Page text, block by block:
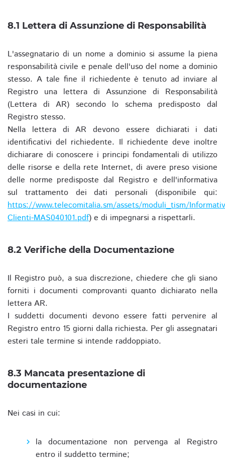
8.1 Lettera di Assunzione di Responsabilità
L'assegnatario di un nome a dominio si assume la piena
responsabilità civile e penale dell'uso del nome a dominio
stesso. A tale fine il richiedente è tenuto ad inviare al
Registro una lettera di Assunzione di Responsabilità
(Lettera di AR) secondo lo schema predisposto dal
Registro stesso.
Nella lettera di AR devono essere dichiarati i dati
identificativi del richiedente. Il richiedente deve inoltre
dichiarare di conoscere i principi fondamentali di utilizzo
delle risorse e della rete Internet, di avere preso visione
delle norme predisposte dal Registro e dell'informativa
sul trattamento dei dati personali (disponibile qui:
https://www.telecomitalia.sm/assets/moduli_tism/
Clienti-MAS040101.pdf) e di impegnarsi a rispettarli.
8.2 Verifiche della Documentazione
Il Registro può, a sua discrezione, chiedere che gli siano
forniti i documenti comprovanti quanto dichiarato nella
lettera AR.
I suddetti documenti devono essere fatti pervenire al
Registro entro 15 giorni dalla richiesta. Per gli assegnatari
esteri tale termine si intende raddoppiato.
8.3 Mancata presentazione di
documentazione
Nei casi in cui:
la documentazione non pervenga al Registro
entro il suddetto termine;